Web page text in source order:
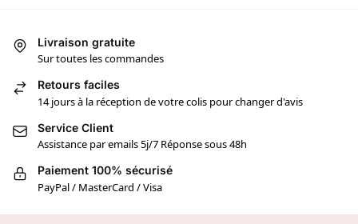
Livraison gratuite
Sur toutes les commandes
Retours faciles
14 jours à la réception de votre colis pour changer d'avis
Service Client
Assistance par emails 5j/7 Réponse sous 48h
Paiement 100% sécurisé
PayPal / MasterCard / Visa